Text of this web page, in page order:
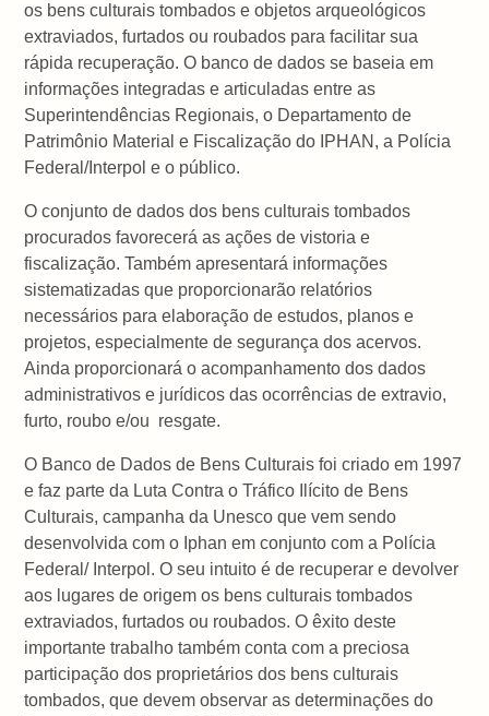
os bens culturais tombados e objetos arqueológicos
extraviados, furtados ou roubados para facilitar sua
rápida recuperação. O banco de dados se baseia em
informações integradas e articuladas entre as
Superintendências Regionais, o Departamento de
Patrimônio Material e Fiscalização do IPHAN, a Polícia
Federal/Interpol e o público.
O conjunto de dados dos bens culturais tombados
procurados favorecerá as ações de vistoria e
fiscalização. Também apresentará informações
sistematizadas que proporcionarão relatórios
necessários para elaboração de estudos, planos e
projetos, especialmente de segurança dos acervos.
Ainda proporcionará o acompanhamento dos dados
administrativos e jurídicos das ocorrências de extravio,
furto, roubo e/ou resgate.
O Banco de Dados de Bens Culturais foi criado em 1997
e faz parte da Luta Contra o Tráfico Ilícito de Bens
Culturais, campanha da Unesco que vem sendo
desenvolvida com o Iphan em conjunto com a Polícia
Federal/ Interpol. O seu intuito é de recuperar e devolver
aos lugares de origem os bens culturais tombados
extraviados, furtados ou roubados. O êxito deste
importante trabalho também conta com a preciosa
participação dos proprietários dos bens culturais
tombados, que devem observar as determinações do